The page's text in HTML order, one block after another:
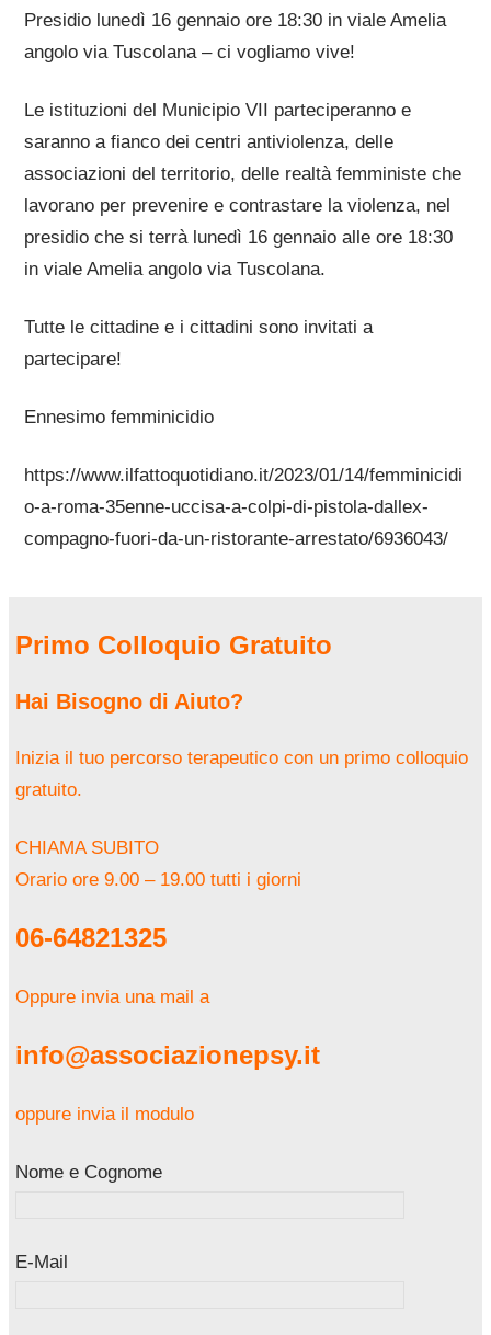
Presidio lunedì 16 gennaio ore 18:30 in viale Amelia
angolo via Tuscolana – ci vogliamo vive!
Le istituzioni del Municipio VII parteciperanno e
saranno a fianco dei centri antiviolenza, delle
associazioni del territorio, delle realtà femministe che
lavorano per prevenire e contrastare la violenza, nel
presidio che si terrà lunedì 16 gennaio alle ore 18:30
in viale Amelia angolo via Tuscolana.
Tutte le cittadine e i cittadini sono invitati a
partecipare!
Ennesimo femminicidio
https://www.ilfattoquotidiano.it/2023/01/14/femminicidi
o-a-roma-35enne-uccisa-a-colpi-di-pistola-dallex-
compagno-fuori-da-un-ristorante-arrestato/6936043/
Primo Colloquio Gratuito
Hai Bisogno di Aiuto?
Inizia il tuo percorso terapeutico con un primo colloquio
gratuito.
CHIAMA SUBITO
Orario ore 9.00 – 19.00 tutti i giorni
06-64821325
Oppure invia una mail a
info@associazionepsy.it
oppure invia il modulo
Nome e Cognome
E-Mail